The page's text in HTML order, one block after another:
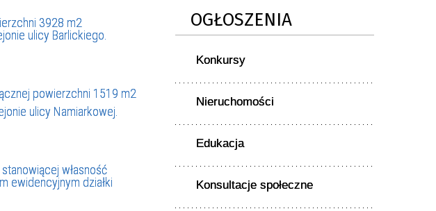
3928 m2
ulicy Barlickiego.
powierzchni 1519 m2
ulicy Namiarkowej.
własność
ewidencyjnym działki
OGŁOSZENIA
Konkursy
Nieruchomości
Edukacja
Konsultacje społeczne